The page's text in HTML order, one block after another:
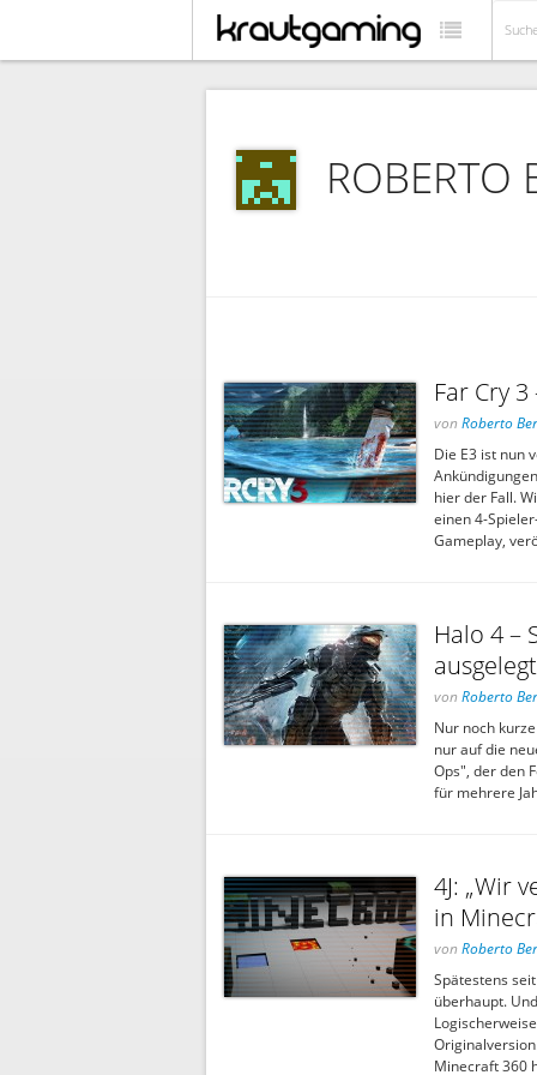
ROBERTO
Far Cry
von Roberto
Die E3 ist nun
hier der Fall.
einen 4-
Gameplay,
Halo 4 –
ausgelegt
von Roberto
Nur noch
nur auf die
Ops", der den
für mehrere
4J: „Wir
in
von Roberto
Spätestens
überhaupt.
Minecraft 360